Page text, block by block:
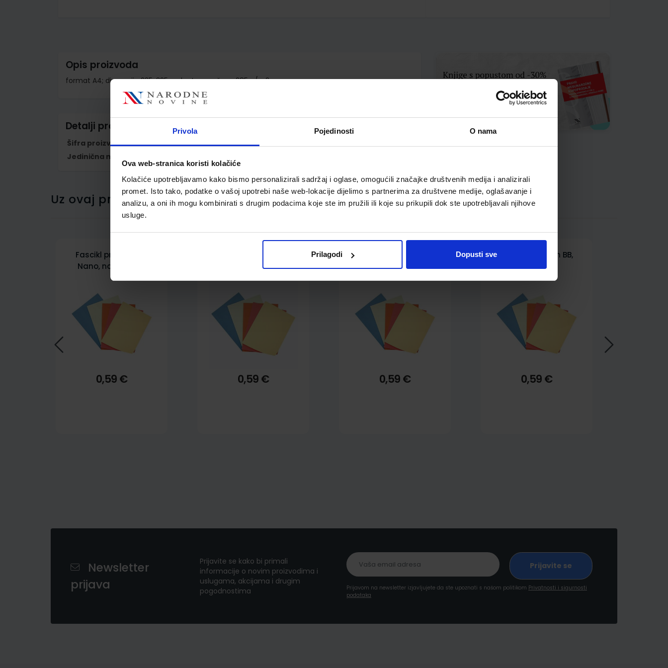
Privola Pojedinosti O nama
Ova web-stranica koristi kolačiće
Kolačiće upotrebljavamo kako bismo personalizirali sadržaj i oglase, omogućili značajke društvenih medija i analizirali
promet. Isto tako, podatke o vašoj upotrebi naše web-lokacije dijelimo s partnerima za društvene medije, oglašavanje i
analizu, a oni ih mogu kombinirati s drugim podacima koje ste im pružili ili koje su prikupili dok ste upotrebljavali njihove
usluge.
Prilagodi Dopusti sve
gallery
Opis proizvoda
format A4; dimenzije 235x325 m; karton prešpan 285 g/m2
Detalji proizvoda
Šifra proizvoda
813366
Jedinična mjera
Uz ovaj proizvod kupci su kupili i ovo…
Fascikl prešpan BB,
Nano, narančasti
0,59 €
Nano, zeleni
0,59 €
Nano, crveni
0,59 €
Fascikl prešpan BB,
Nano, plavi
0,59 €
Newsletter
prijava
Prijavite se kako bi primali
informacije o novim proizvodima i
uslugama, akcijama i drugim
pogodnostima
Prijavom na newsletter izjavljujete da ste upoznati s našom politikom Privatnosti i sigurnosti
podataka